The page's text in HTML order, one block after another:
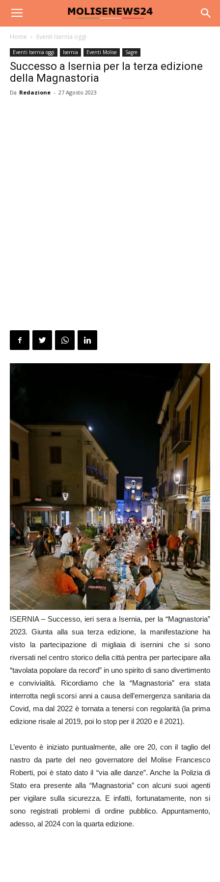
Home Eventi Isernia oggi
Eventi Isernia oggi Isernia Eventi Molise Sagre
Successo a Isernia per la terza edizione
della Magnastoria
Da Redazione - 27 Agosto 2023
ISERNIA – Successo, ieri sera a Isernia, per la “Magnastoria”
2023. Giunta alla sua terza edizione, la manifestazione ha
visto la partecipazione di migliaia di isernini che si sono
riversati nel centro storico della città pentra per partecipare alla
“tavolata popolare da record” in uno spirito di sano divertimento
e convivialità. Ricordiamo che la “Magnastoria” era stata
interrotta negli scorsi anni a causa dell’emergenza sanitaria da
Covid, ma dal 2022 è tornata a tenersi con regolarità (la prima
edizione risale al 2019, poi lo stop per il 2020 e il 2021).
L’evento è iniziato puntualmente, alle ore 20, con il taglio del
nastro da parte del neo governatore del Molise Francesco
Roberti, poi è stato dato il “via alle danze”. Anche la Polizia di
Stato era presente alla “Magnastoria” con alcuni suoi agenti
per vigilare sulla sicurezza. E infatti, fortunatamente, non si
sono registrati problemi di ordine pubblico. Appuntamento,
adesso, al 2024 con la quarta edizione.